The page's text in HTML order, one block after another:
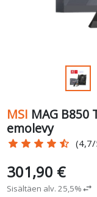
MSI MAG B850
emolevy
star star star star star_half
301,90 €
Sisältäen alv. 25,5%swap_horiz